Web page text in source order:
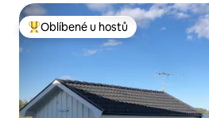
Nejlepší v kategorii Oblíbené u
Oblíbené u hostů